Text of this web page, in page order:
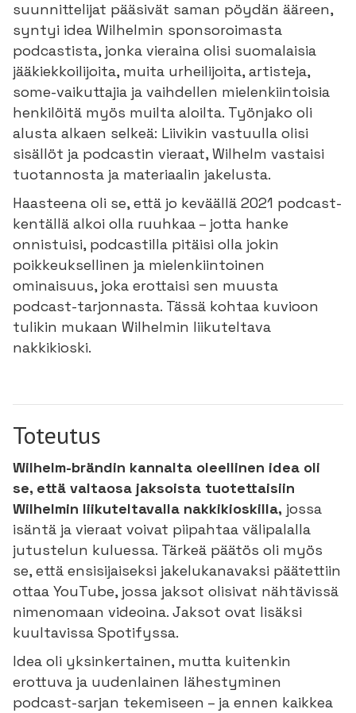
suunnittelijat pääsivät saman pöydän ääreen,
syntyi idea Wilhelmin sponsoroimasta
podcastista, jonka vieraina olisi suomalaisia
jääkiekkoilijoita, muita urheilijoita, artisteja,
some-vaikuttajia ja vaihdellen mielenkiintoisia
henkilöitä myös muilta aloilta. Työnjako oli
alusta alkaen selkeä: Liivikin vastuulla olisi
sisällöt ja podcastin vieraat, Wilhelm vastaisi
tuotannosta ja materiaalin jakelusta.
Haasteena oli se, että jo keväällä 2021 podcast-
kentällä alkoi olla ruuhkaa – jotta hanke
onnistuisi, podcastilla pitäisi olla jokin
poikkeuksellinen ja mielenkiintoinen
ominaisuus, joka erottaisi sen muusta
podcast-tarjonnasta. Tässä kohtaa kuvioon
tulikin mukaan Wilhelmin liikuteltava
nakkikioski.
Toteutus
Wilhelm-brändin kannalta oleellinen idea oli
se, että valtaosa jaksoista tuotettaisiin
Wilhelmin liikuteltavalla nakkikioskilla, jossa
isäntä ja vieraat voivat piipahtaa välipalalla
jutustelun kuluessa. Tärkeä päätös oli myös
se, että ensisijaiseksi jakelukanavaksi päätettiin
ottaa YouTube, jossa jaksot olisivat nähtävissä
nimenomaan videoina. Jaksot ovat lisäksi
kuultavissa Spotifyssa.
Idea oli yksinkertainen, mutta kuitenkin
erottuva ja uudenlainen lähestyminen
podcast-sarjan tekemiseen – ja ennen kaikkea